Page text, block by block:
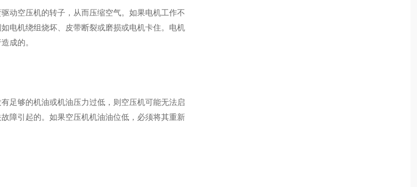
动空压机的转子，从而压缩空气。如果电机工作不
电机绕组烧坏、皮带断裂或磨损或电机卡住。电机
成的。
足够的机油或机油压力过低，则空压机可能无法启
障引起的。如果空压机机油油位低，必须将其重新